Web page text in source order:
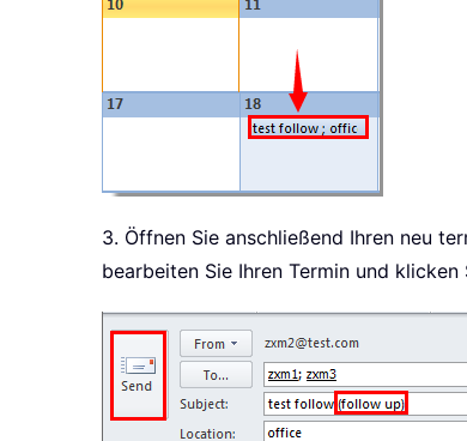
3. Öffnen Sie anschließend Ihren neu
bearbeiten Sie Ihren Termin und klicken